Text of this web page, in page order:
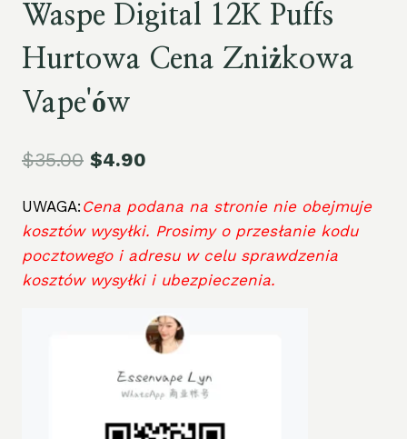
Waspe Digital 12K Puffs
Hurtowa Cena Zniżkowa
Vape'ów
$35.00 $4.90
UWAGA: Cena podana na stronie nie obejmuje
kosztów wysyłki. Prosimy o przesłanie kodu
pocztowego i adresu w celu sprawdzenia
kosztów wysyłki i ubezpieczenia.